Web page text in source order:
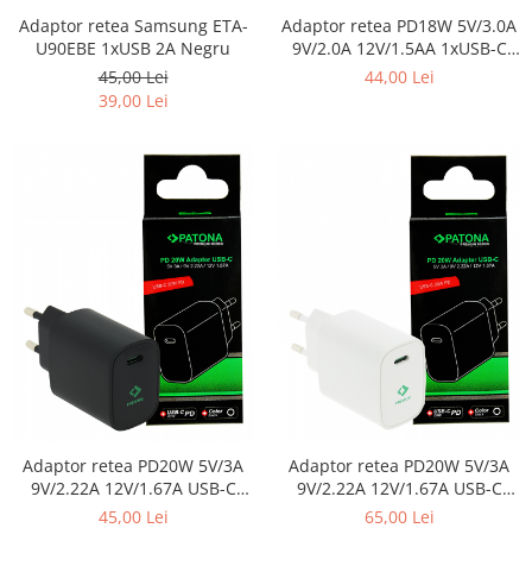
Smartwatch
Adaptor retea Samsung ETA-
U90EBE 1xUSB 2A Negru
45,00 Lei
39,00 Lei
Adaptor retea PD18W 5V/3.0A
9V/2.0A 12V/1.5AA 1xUSB-C
1xUSB-A PD3.0 Patona
44,00 Lei
Adaptor retea PD20W 5V/3A
9V/2.22A 12V/1.67A USB-C
PD3.0 QC3.0 Patona Premium
45,00 Lei
Adaptor retea PD20W 5V/3A
9V/2.22A 12V/1.67A USB-C
PD3.0 QC3.0 Patona Premium
65,00 Lei